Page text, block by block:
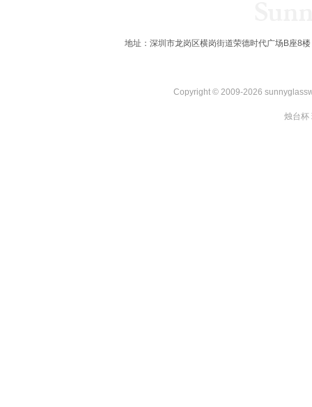
地址：深圳市龙岗区横岗街道荣德时代广场B座8
Copyright © 2009-2026
烛台杯